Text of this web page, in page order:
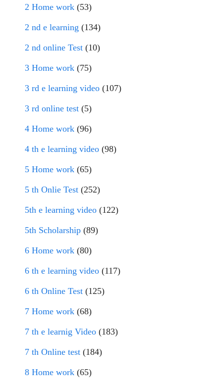
2 Home work (53)
2 nd e learning (134)
2 nd online Test (10)
3 Home work (75)
3 rd e learning video (107)
3 rd online test (5)
4 Home work (96)
4 th e learning video (98)
5 Home work (65)
5 th Onlie Test (252)
5th e learning video (122)
5th Scholarship (89)
6 Home work (80)
6 th e learning video (117)
6 th Online Test (125)
7 Home work (68)
7 th e learnig Video (183)
7 th Online test (184)
8 Home work (65)